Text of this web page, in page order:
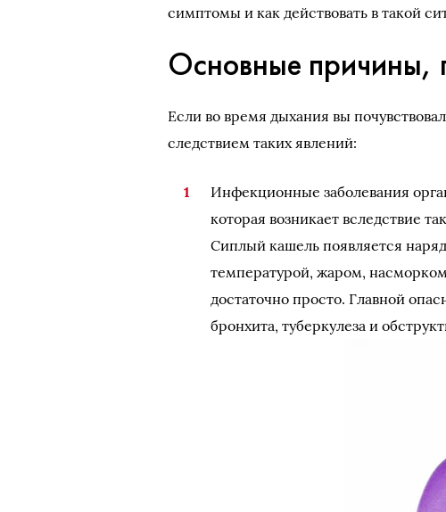
симптомы и как действовать в такой
Основные причины,
Если во время дыхания вы
следствием таких явлений:
Инфекционные заболевания
которая возникает вследствие
Сиплый кашель появляется
температурой, жаром,
достаточно просто. Главной
бронхита, туберкулеза и